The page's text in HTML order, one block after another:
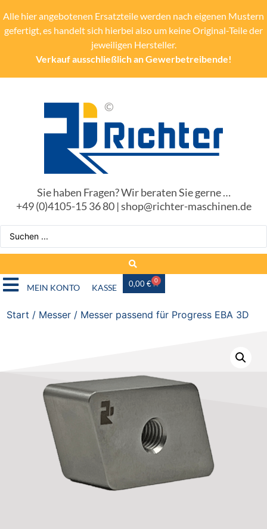
Alle hier angebotenen Ersatzteile werden nach eigenen Mustern
gefertigt, es handelt sich hierbei also um keine Original-Teile der
jeweiligen Hersteller.
Verkauf ausschließlich an Gewerbetreibende!
Sie haben Fragen? Wir beraten Sie gerne …
+49 (0)4105-15 36 80 | shop@richter-maschinen.de
MEIN KONTO KASSE 0,00€ 0
Start / Messer / Messer passend für Progress EBA 3D